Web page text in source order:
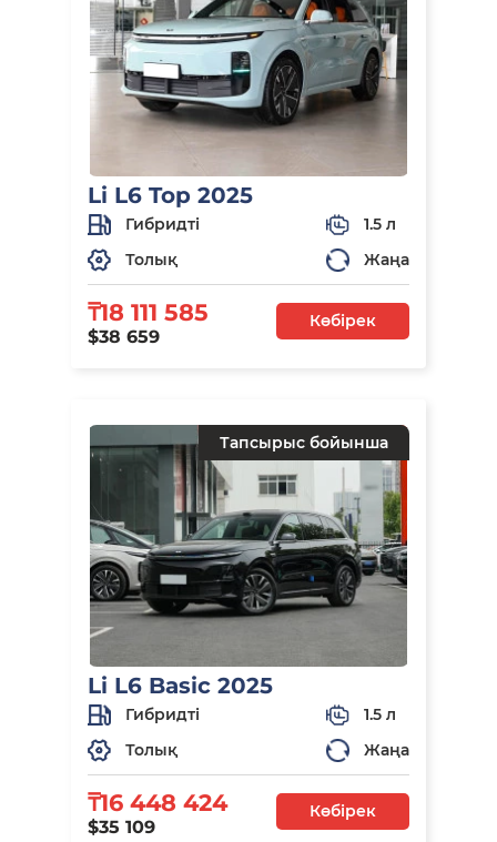
Li L6 Top 2025
Гибридті
1.5 л
Толық
Жаңа
₸18 111 585
$38 659
Көбірек
Тапсырыс бойынша
Li L6 Basic 2025
Гибридті
1.5 л
Толық
Жаңа
₸16 448 424
$35 109
Көбірек